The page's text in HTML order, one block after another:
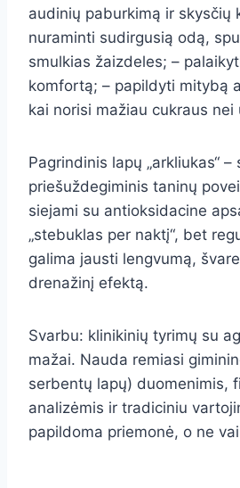
audinių paburkimą ir skysčių
nuraminti sudirgusią odą,
smulkias žaizdeles; –
komfortą; – papildyti mitybą
kai norisi mažiau cukraus nei
Pagrindinis lapų „arkliukas“
priešuždegiminis taninų
siejami su antioksidacine
„stebuklas per naktį“, bet
galima jausti lengvumą,
drenažinį efektą.
Svarbu: klinikinių tyrimų su
mažai. Nauda remiasi
serbentų lapų) duomenimis,
analizėmis ir tradiciniu
papildoma priemonė, o ne